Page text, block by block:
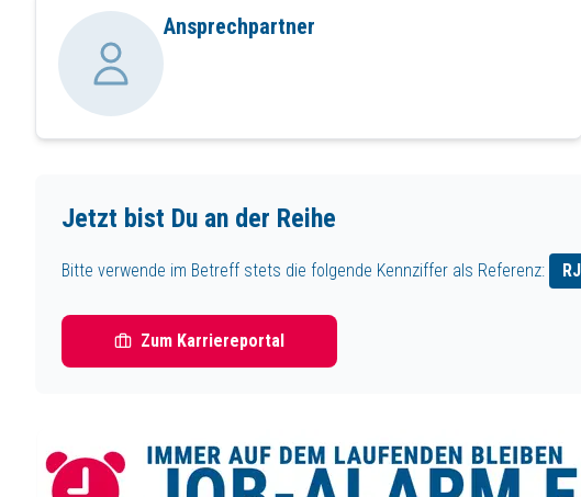
Ansprechpartner
Jetzt bist Du an der Reihe
Bitte verwende im Betreff stets die folgende Kennziffer als Referenz:
Zum Karriereportal